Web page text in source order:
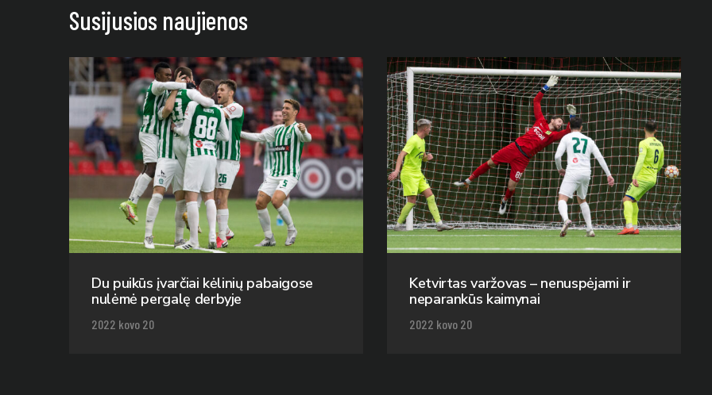
Susijusios naujienos
Du puikūs įvarčiai kėlinių pabaigose
nulėmė pergalę derbyje
2022 kovo 20
Ketvirtas varžovas – nenuspėjami ir
neparankūs kaimynai
2022 kovo 20